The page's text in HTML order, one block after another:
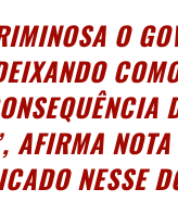
O
NESSE